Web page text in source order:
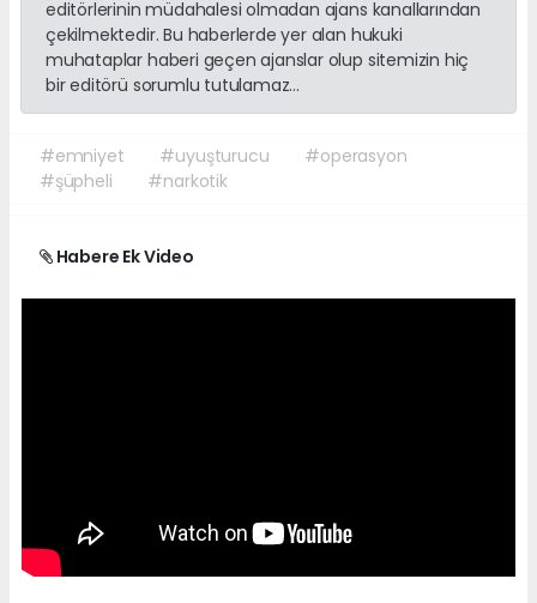
editörlerinin müdahalesi olmadan ajans kanallarından
çekilmektedir. Bu haberlerde yer alan hukuki
muhataplar haberi geçen ajanslar olup sitemizin hiç
bir editörü sorumlu tutulamaz...
#emniyet #uyuşturucu
#operasyon
#şüpheli
#narkotik
Habere Ek Video